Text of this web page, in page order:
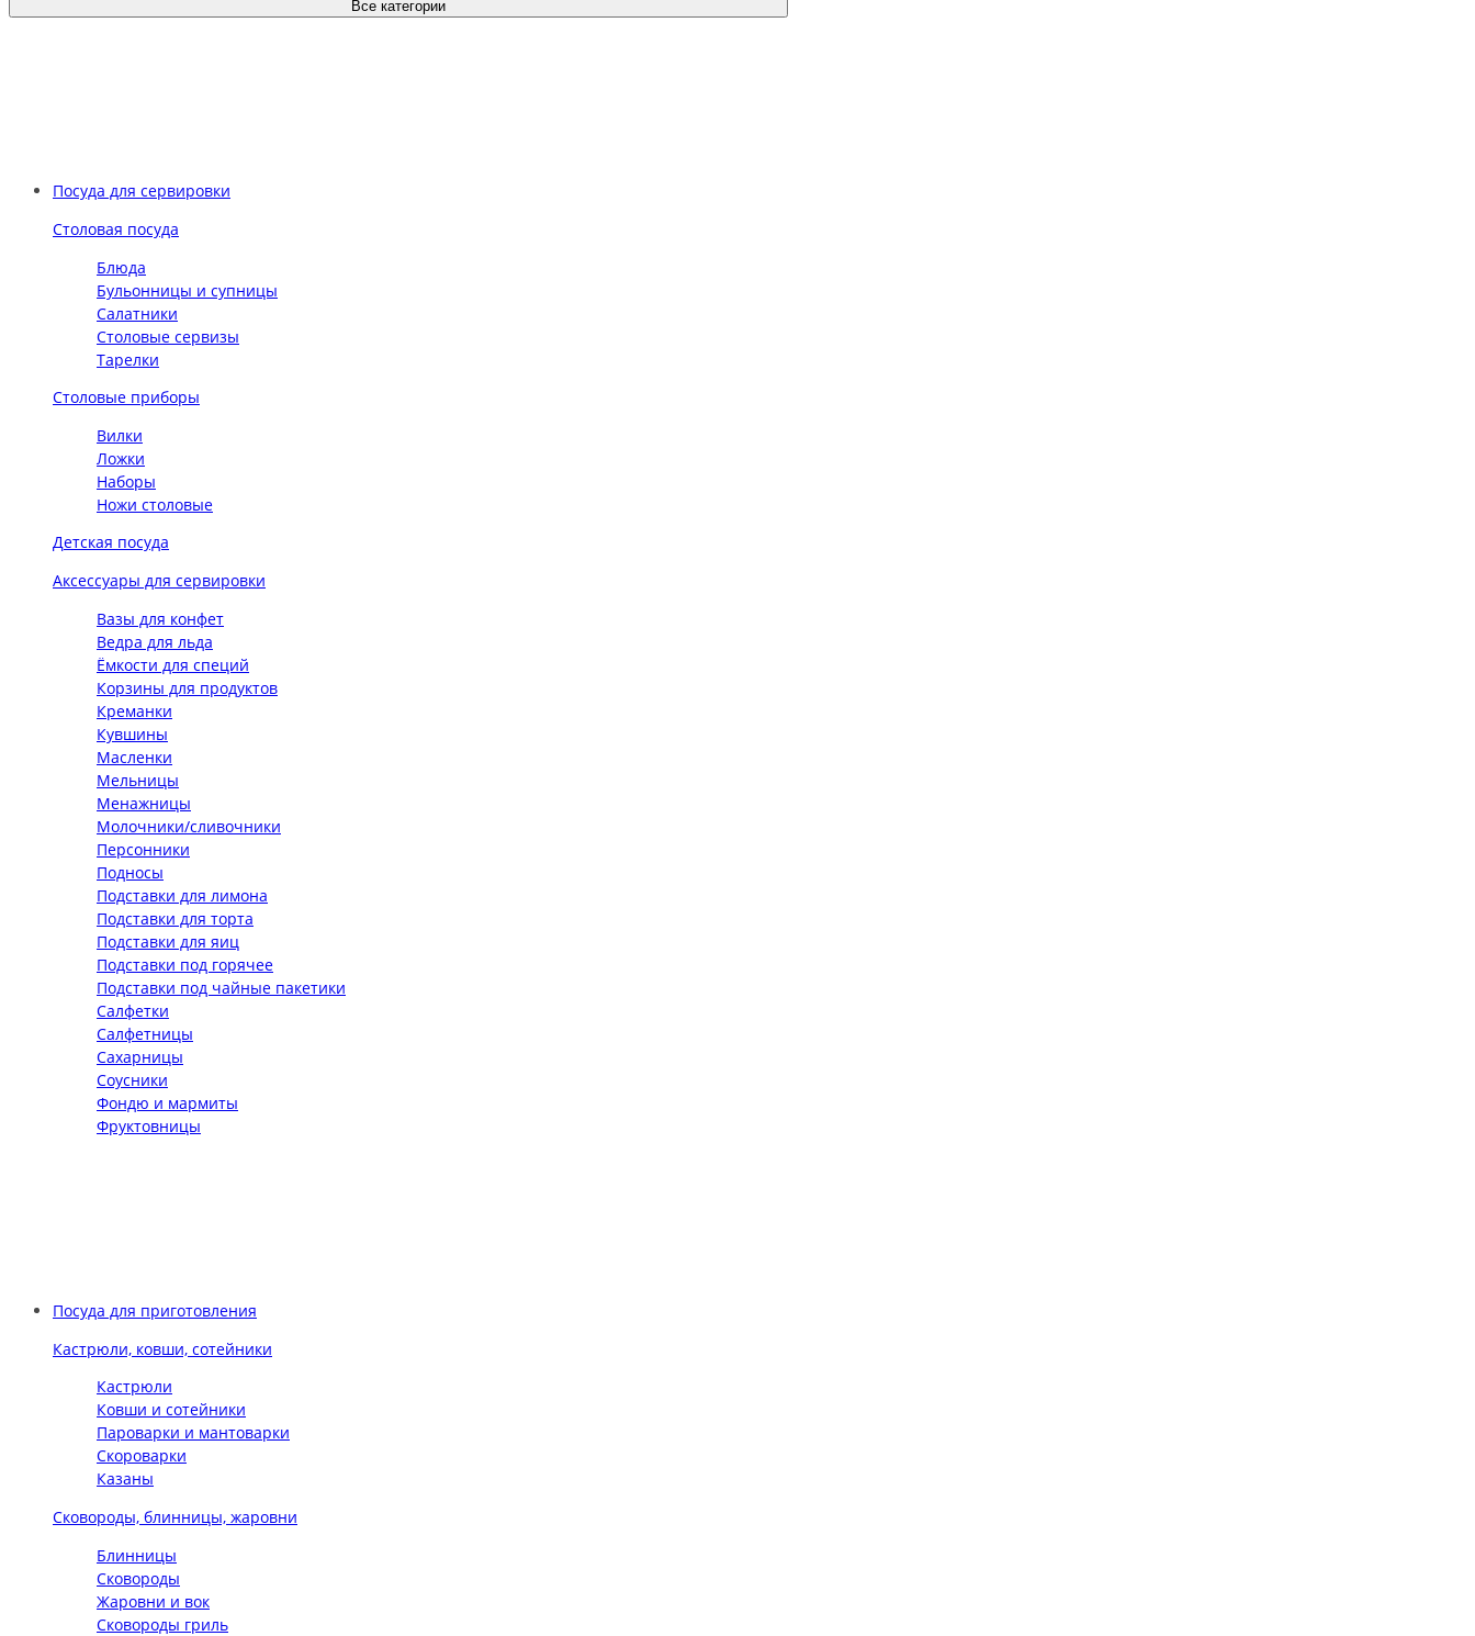
Все категории
Посуда для сервировки
Столовая посуда
Блюда
Бульонницы и супницы
Салатники
Столовые сервизы
Тарелки
Столовые приборы
Вилки
Ложки
Наборы
Ножи столовые
Детская посуда
Аксессуары для сервировки
Вазы для конфет
Ведра для льда
Ёмкости для специй
Корзины для продуктов
Креманки
Кувшины
Масленки
Мельницы
Менажницы
Молочники/сливочники
Персонники
Подносы
Подставки для лимона
Подставки для торта
Подставки для яиц
Подставки под горячее
Подставки под чайные пакетики
Салфетки
Салфетницы
Сахарницы
Соусники
Фондю и мармиты
Фруктовницы
Посуда для приготовления
Кастрюли, ковши, сотейники
Кастрюли
Ковши и сотейники
Пароварки и мантоварки
Скороварки
Казаны
Сковороды, блинницы, жаровни
Блинницы
Сковороды
Жаровни и вок
Сковороды гриль